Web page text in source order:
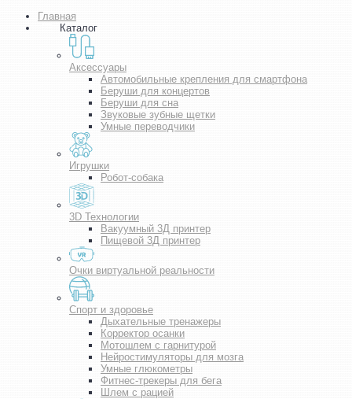
Главная
Каталог
Аксессуары
Автомобильные крепления для смартфона
Беруши для концертов
Беруши для сна
Звуковые зубные щетки
Умные переводчики
Игрушки
Робот-собака
3D Технологии
Вакуумный 3Д принтер
Пищевой 3Д принтер
Очки виртуальной реальности
Спорт и здоровье
Дыхательные тренажеры
Корректор осанки
Мотошлем с гарнитурой
Нейростимуляторы для мозга
Умные глюкометры
Фитнес-трекеры для бега
Шлем с рацией